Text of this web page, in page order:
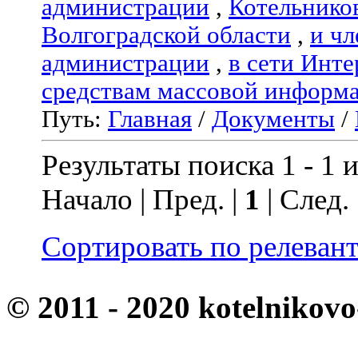
администрации ,
Волгоградской области , и
администрации , в сети
средствам массовой
Путь: Главная / Документы /
Результаты поиска 1 - 1
Начало | Пред. | 1 |
Сортировать по
© 2011 - 2020